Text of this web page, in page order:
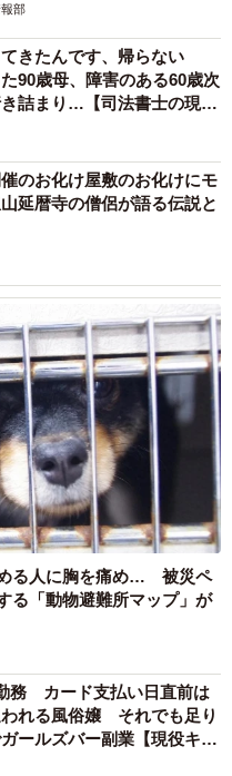
います。とにかくどん
認めて、受け止めてあげ
鈴子というキャラクター
笑い」は、ツヤゆずりだ
、あの小さな町の大きな
川さんが見事にそれを体
」の休憩所に集まる常連
ています。
柳葉敏郎） ©︎NHK
シーンは、見ていて
部
てきたんです、帰らない
90歳母、障害のある60歳次
詰まり…【司法書士の現場
のお化け屋敷のお化けにモ
延暦寺の僧侶が語る伝説と
る人に胸を痛め… 被災ペ
る「動物避難所マップ」が
務 カード支払い日直前は
れる風俗嬢 それでも足り
ールズバー副業【現役キャ